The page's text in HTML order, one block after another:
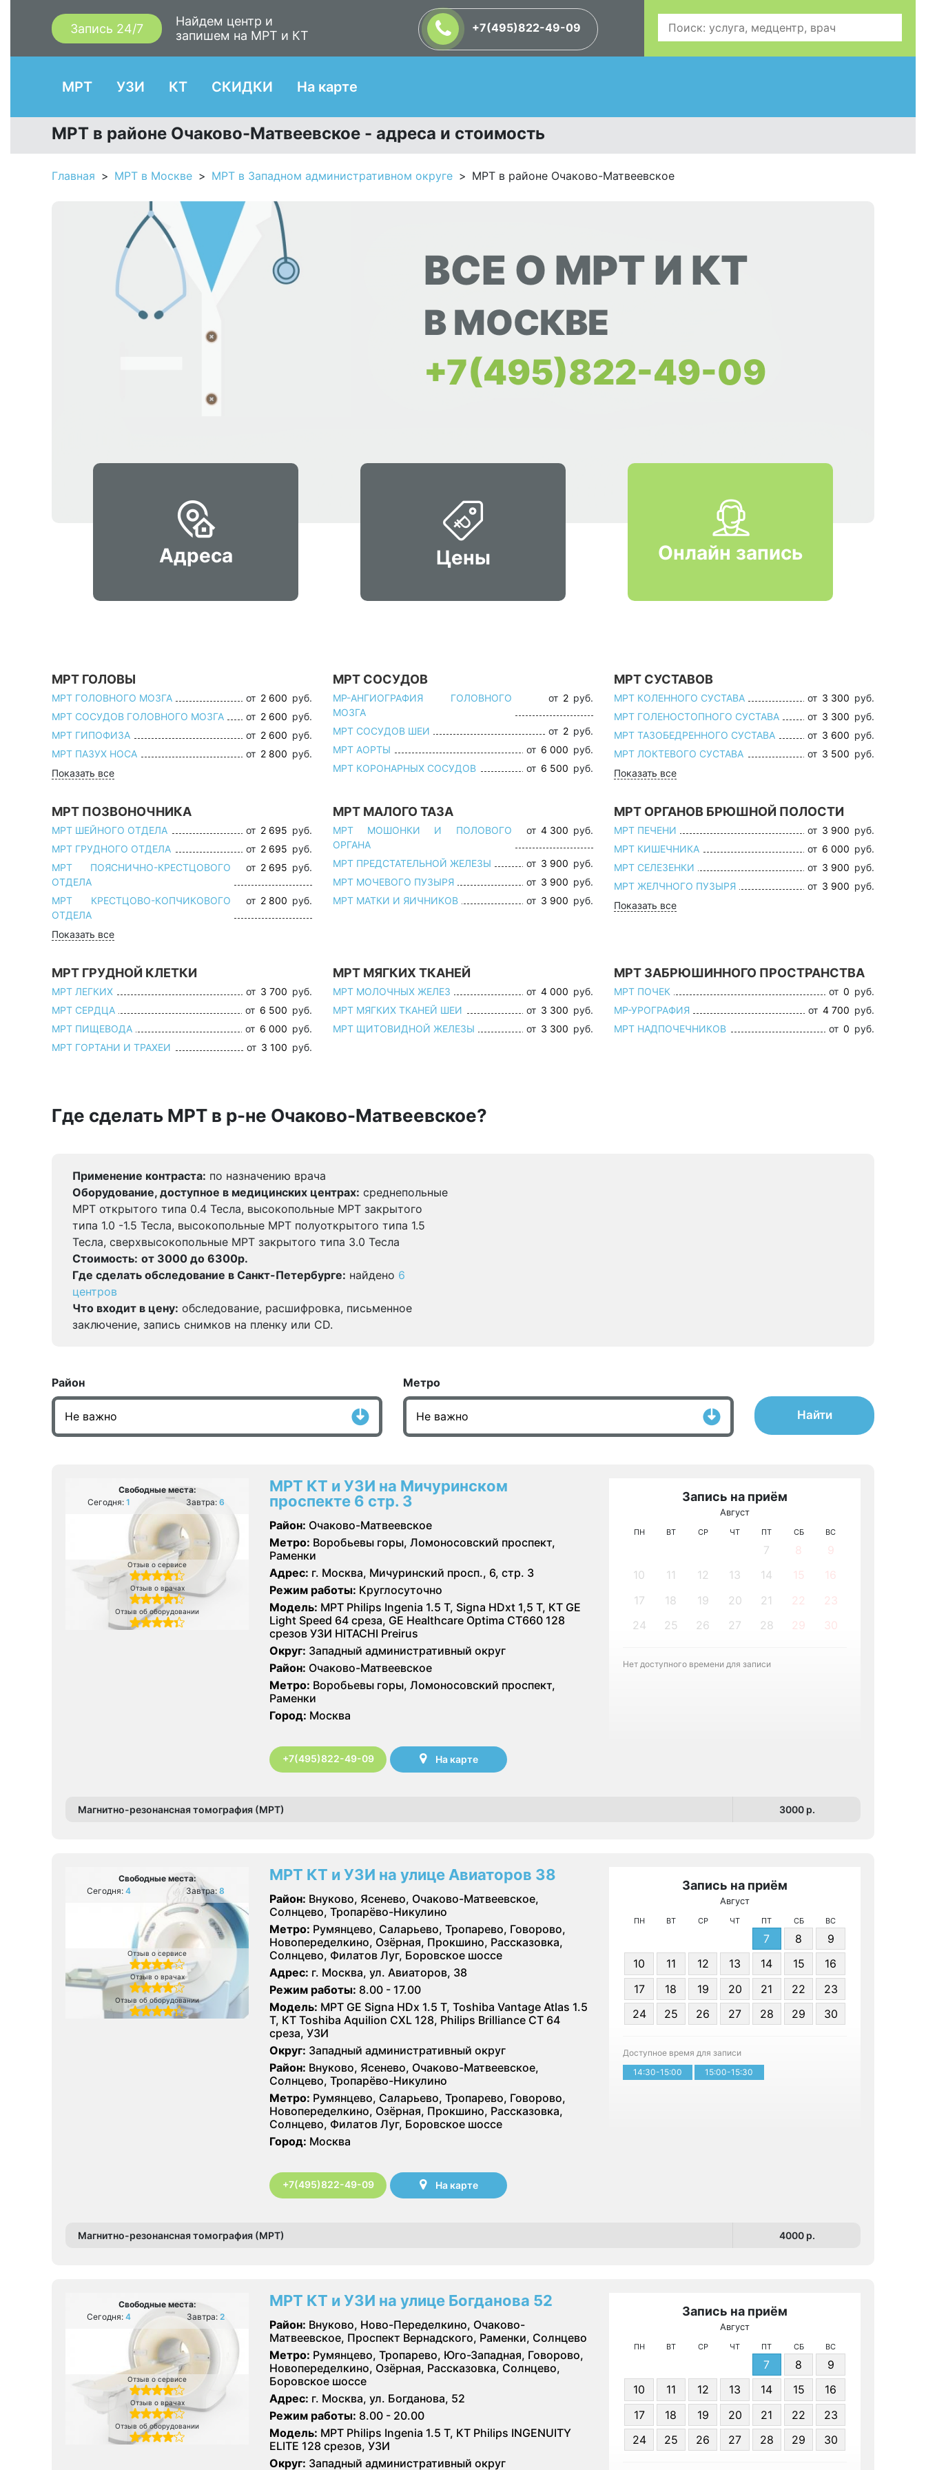
Запись 24/7
Найдем центр и
запишем на МРТ и КТ
+7(495)822-49-09
МРТ УЗИ КТ СКИДКИ На карте
МРТ в районе Очаково-Матвеевское - адреса и стоимость
Главная МРТ в Москве МРТ в Западном административном округе МРТ в районе Очаково-Матвеевское
ВСЕ О МРТ И КТ
В МОСКВЕ
+7(495)822-49-09
Адреса Цены Онлайн запись
МРТ ГОЛОВЫ
МРТ ГОЛОВНОГО МОЗГА от 2 600 руб.
МРТ СОСУДОВ ГОЛОВНОГО МОЗГА
от 2 600 руб.
МРТ ГИПОФИЗА
от 2 600 руб.
МРТ ПАЗУХ НОСА
от 2 800 руб.
Показать все
МРТ СОСУДОВ
МР-АНГИОГРАФИЯ ГОЛОВНОГО
МОЗГА
от 2 руб.
МРТ СОСУДОВ ШЕИ от 2 руб.
МРТ АОРТЫ
от 6 000 руб.
МРТ КОРОНАРНЫХ СОСУДОВ
от 6 500 руб.
МРТ СУСТАВОВ
МРТ КОЛЕННОГО СУСТАВА от 3 300 руб.
МРТ ГОЛЕНОСТОПНОГО СУСТАВА
от 3 300 руб.
МРТ ТАЗОБЕДРЕННОГО СУСТАВА
от 3 600 руб.
МРТ ЛОКТЕВОГО СУСТАВА
от 3 500 руб.
Показать все
МРТ ПОЗВОНОЧНИКА
МРТ ШЕЙНОГО ОТДЕЛА от 2 695 руб.
МРТ ГРУДНОГО ОТДЕЛА
от 2 695 руб.
МРТ ПОЯСНИЧНО-КРЕСТЦОВОГО
ОТДЕЛА
от 2 695 руб.
МРТ КРЕСТЦОВО-КОПЧИКОВОГО
ОТДЕЛА
от 2 800 руб.
Показать все
МРТ МАЛОГО ТАЗА
МРТ МОШОНКИ И ПОЛОВОГО
ОРГАНА
от 4 300 руб.
МРТ ПРЕДСТАТЕЛЬНОЙ ЖЕЛЕЗЫ от 3 900 руб.
МРТ МОЧЕВОГО ПУЗЫРЯ
от 3 900 руб.
МРТ МАТКИ И ЯИЧНИКОВ
от 3 900 руб.
МРТ ОРГАНОВ БРЮШНОЙ ПОЛОСТИ
МРТ ПЕЧЕНИ от 3 900 руб.
МРТ КИШЕЧНИКА
от 6 000 руб.
МРТ СЕЛЕЗЕНКИ
от 3 900 руб.
МРТ ЖЕЛЧНОГО ПУЗЫРЯ
от 3 900 руб.
Показать все
МРТ ГРУДНОЙ КЛЕТКИ
МРТ ЛЕГКИХ от 3 700 руб.
МРТ СЕРДЦА
от 6 500 руб.
МРТ ПИЩЕВОДА
от 6 000 руб.
МРТ ГОРТАНИ И ТРАХЕИ
от 3 100 руб.
МРТ МЯГКИХ ТКАНЕЙ
МРТ МОЛОЧНЫХ ЖЕЛЕЗ от 4 000 руб.
МРТ МЯГКИХ ТКАНЕЙ ШЕИ
от 3 300 руб.
МРТ ЩИТОВИДНОЙ ЖЕЛЕЗЫ
от 3 300 руб.
МРТ ЗАБРЮШИННОГО ПРОСТРАНСТВА
МРТ ПОЧЕК от 0 руб.
МР-УРОГРАФИЯ
от 4 700 руб.
МРТ НАДПОЧЕЧНИКОВ
от 0 руб.
Где сделать МРТ в р-не Очаково-Матвеевское?
Применение контраста: по назначению врача
Оборудование, доступное в медицинских центрах: среднепольные
МРТ открытого типа 0.4 Тесла, высокопольные МРТ закрытого
типа 1.0 -1.5 Тесла, высокопольные МРТ полуоткрытого типа 1.5
Тесла, сверхвысокопольные МРТ закрытого типа 3.0 Тесла
Стоимость: от 3000 до 6300р.
Где сделать обследование в Санкт-Петербурге: найдено 6
центров
Что входит в цену: обследование, расшифровка, письменное
заключение, запись снимков на пленку или CD.
Район Метро
Найти
Свободные места:
Сегодня: 1 Завтра: 6
Отзыв о сервисе
Отзыв о врачах
Отзыв об оборудовании
МРТ КТ и УЗИ на Мичуринском
проспекте 6 стр. 3
Район: Очаково-Матвеевское
Метро: Воробьевы горы, Ломоносовский проспект,
Раменки
Адрес: г. Москва, Мичуринский просп., 6, стр. 3
Режим работы: Круглосуточно
Модель: МРТ Philips Ingenia 1.5 T, Signa HDxt 1,5 Т, КТ GE
Light Speed 64 среза, GE Healthcare Optima CT660 128
срезов УЗИ HITACHI Preirus
Округ: Западный административный округ
Район: Очаково-Матвеевское
Метро: Воробьевы горы, Ломоносовский проспект,
Раменки
Город: Москва
+7(495)822-49-09 На карте
Запись на приём
Август
ПН ВТ СР ЧТ ПТ СБ ВС
7 8
9
10
11 12 13 14 15
16
17
18 19 20 21 22
23
24
25 26 27 28 29 30
Нет доступного времени для записи
Магнитно-резонансная томография (МРТ) 3000 p.
Свободные места:
Сегодня: 4 Завтра: 8
Отзыв о сервисе
Отзыв о врачах
Отзыв об оборудовании
МРТ КТ и УЗИ на улице Авиаторов 38
Район: Внуково, Ясенево, Очаково-Матвеевское,
Солнцево, Тропарёво-Никулино
Метро: Румянцево, Саларьево, Тропарево, Говорово,
Новопеределкино, Озёрная, Прокшино, Рассказовка,
Солнцево, Филатов Луг, Боровское шоссе
Адрес: г. Москва, ул. Авиаторов, 38
Режим работы: 8.00 - 17.00
Модель: МРТ GE Signa HDx 1.5 T, Toshiba Vantage Atlas 1.5
Т, КТ Toshiba Aquilion CXL 128, Philips Brilliance CT 64
среза, УЗИ
Округ: Западный административный округ
Район: Внуково, Ясенево, Очаково-Матвеевское,
Солнцево, Тропарёво-Никулино
Метро: Румянцево, Саларьево, Тропарево, Говорово,
Новопеределкино, Озёрная, Прокшино, Рассказовка,
Солнцево, Филатов Луг, Боровское шоссе
Город: Москва
+7(495)822-49-09 На карте
Запись на приём
Август
ПН ВТ СР ЧТ ПТ СБ ВС
7 8
9
10
11 12 13 14 15
16
17
18 19 20 21 22
23
24
25 26 27 28 29 30
Доступное время для записи
14:30-15:00
15:00-15:30
Магнитно-резонансная томография (МРТ) 4000 p.
Свободные места:
Сегодня: 4 Завтра: 2
Отзыв о сервисе
Отзыв о врачах
Отзыв об оборудовании
МРТ КТ и УЗИ на улице Богданова 52
Район: Внуково, Ново-Переделкино, Очаково-
Матвеевское, Проспект Вернадского, Раменки, Солнцево
Метро: Румянцево, Тропарево, Юго-Западная, Говорово,
Новопеределкино, Озёрная, Рассказовка, Солнцево,
Боровское шоссе
Адрес: г. Москва, ул. Богданова, 52
Режим работы: 8.00 - 20.00
Модель: МРТ Philips Ingenia 1.5 Т, КТ Philips INGENUITY
ELITE 128 срезов, УЗИ
Округ: Западный административный округ
Запись на приём
Август
ПН ВТ СР ЧТ ПТ СБ ВС
7 8
9
10
11 12 13 14 15
16
17
18 19 20 21 22
23
24
25 26 27 28 29 30